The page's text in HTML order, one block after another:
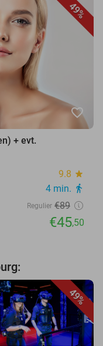
49%
favorite_border
+ evt.
9.8 star
4 min. directions_walk
Regulier €89
€45,50
49%